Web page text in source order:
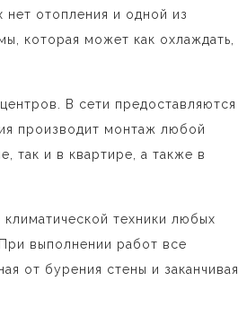
отопления и одной из
которая может как охлаждать,
В сети предоставляются
производит монтаж любой
так и в квартире, а также в
техники любых
выполнении работ все
от бурения стены и заканчивая